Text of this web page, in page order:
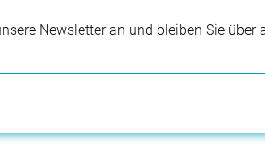
Newsletter an und bleiben Sie